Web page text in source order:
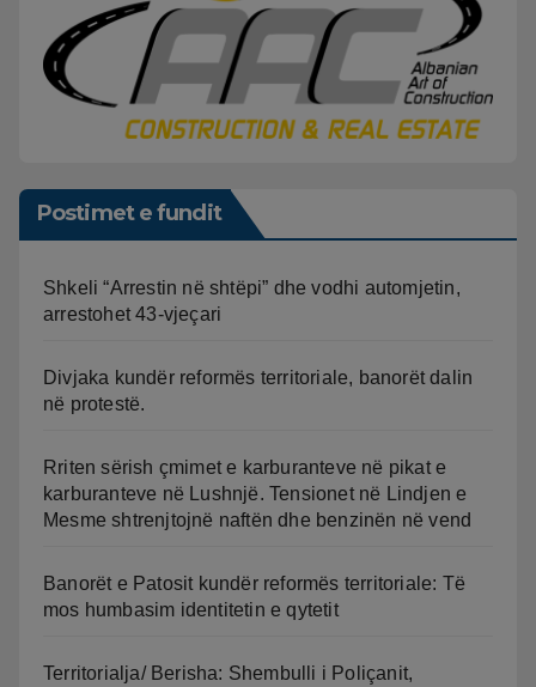
Postimet e fundit
Shkeli “Arrestin në shtëpi” dhe vodhi automjetin,
arrestohet 43-vjeçari
Divjaka kundër reformës territoriale, banorët dalin
në protestë.
Rriten sërish çmimet e karburanteve në pikat e
karburanteve në Lushnjë. Tensionet në Lindjen e
Mesme shtrenjtojnë naftën dhe benzinën në vend
Banorët e Patosit kundër reformës territoriale: Të
mos humbasim identitetin e qytetit
Territorialja/ Berisha: Shembulli i Poliçanit,